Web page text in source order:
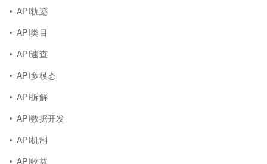
API轨迹
API类目
API速查
API多模态
API拆解
API数据开发
API机制
API收益